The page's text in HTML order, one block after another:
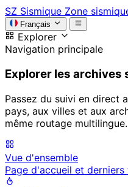
SZ Sismique Zone
Français
Explorer
Navigation principale
Explorer les archives
Passez du suivi en direct
pays, aux villes et aux
même routage multilingue.
Vue d'ensemble
Page d'accueil et